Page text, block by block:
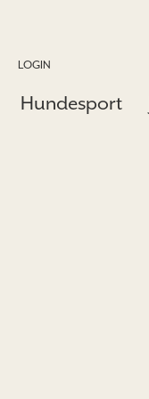
LOGIN
Hundesport